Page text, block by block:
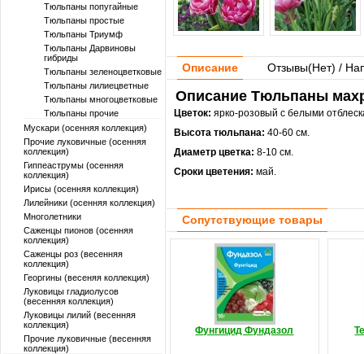
Тюльпаны попугайные
Тюльпаны простые
Тюльпаны Триумф
Тюльпаны Дарвиновы
гибриды
Тюльпаны зеленоцветковые
Тюльпаны лилиецветные
Тюльпаны многоцветковые
Тюльпаны прочие
Мускари (осенняя коллекция)
Прочие луковичные (осенняя
коллекция)
Гиппеаструмы (осенняя
коллекция)
Ирисы (осенняя коллекция)
Лилейники (осенняя коллекция)
Многолетники
Саженцы пионов (осенняя
коллекция)
Саженцы роз (весенняя
коллекция)
Георгины (весеняя коллекция)
Луковицы гладиолусов
(весенняя коллекция)
Луковицы лилий (весенняя
коллекция)
Прочие луковичные (весенняя
коллекция)
Описание Отзывы(Нет) /
Описание Тюльпаны
Цветок: ярко-розовый с белыми
Высота тюльпана: 40-60 см.
Диаметр цветка: 8-10 см.
Сроки цветения: май.
Сопутствующие товары
Фунгицид Фундазол